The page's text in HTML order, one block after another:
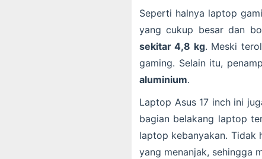
Seperti halnya laptop
yang cukup besar dan
sekitar 4,8 kg. Meski
gaming. Selain itu,
aluminium.
Laptop Asus 17 inch ini
bagian belakang laptop
laptop kebanyakan. Tidak
yang menanjak, sehingga